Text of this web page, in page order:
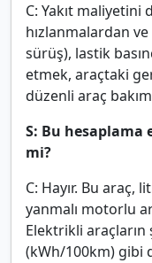
C: Yakıt
hızlanmalardan
sürüş), lastik
etmek, araçtaki
düzenli araç
S: Bu
mi?
C: Hayır. Bu araç,
yanmalı motorlu
Elektrikli
(kWh/100km) gibi